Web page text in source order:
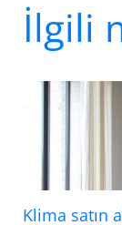
İlgili
Klima satın